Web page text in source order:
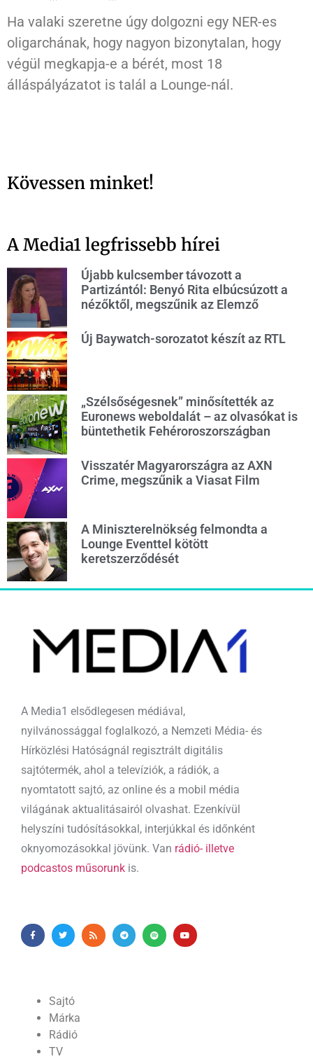
Ha valaki szeretne úgy dolgozni egy NER-es
oligarchának, hogy nagyon bizonytalan, hogy
végül megkapja-e a bérét, most 18
álláspályázatot is talál a Lounge-nál.
Kövessen minket!
A Media1 legfrissebb hírei
Újabb kulcsember távozott a
Partizántól: Benyó Rita elbúcsúzott a
nézőktől, megszűnik az Elemző
Új Baywatch-sorozatot készít az RTL
„Szélsőségesnek” minősítették az
Euronews weboldalát – az olvasókat is
büntethetik Fehéroroszországban
Visszatér Magyarországra az AXN
Crime, megszűnik a Viasat Film
A Miniszterelnökség felmondta a
Lounge Eventtel kötött
keretszerződését
A Media1 elsődlegesen médiával,
nyilvánossággal foglalkozó, a Nemzeti Média- és
Hírközlési Hatóságnál regisztrált digitális
sajtótermék, ahol a televíziók, a rádiók, a
nyomtatott sajtó, az online és a mobil média
világának aktualitásairól olvashat. Ezenkívül
helyszíni tudósításokkal, interjúkkal és időnként
oknyomozásokkal jövünk. Van rádió- illetve
podcastos műsorunk is.
Sajtó
Márka
Rádió
TV